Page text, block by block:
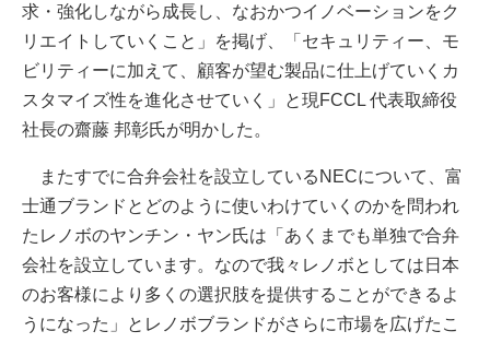
求・強化しながら成長し、なおかつイノベーションをク
リエイトしていくこと」を掲げ、「セキュリティー、モ
ビリティーに加えて、顧客が望む製品に仕上げていくカ
スタマイズ性を進化させていく」と現FCCL 代表取締役
社長の齋藤 邦彰氏が明かした。
またすでに合弁会社を設立しているNECについて、富
士通ブランドとどのように使いわけていくのかを問われ
たレノボのヤンチン・ヤン氏は「あくまでも単独で合弁
会社を設立しています。なので我々レノボとしては日本
のお客様により多くの選択肢を提供することができるよ
うになった」とレノボブランドがさらに市場を広げたこ